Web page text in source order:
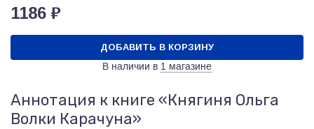
1186 ₽
ДОБАВИТЬ В КОРЗИНУ
В наличии в 1 магазине
Аннотация к книге «Княгиня Ольга
Волки Карачуна»